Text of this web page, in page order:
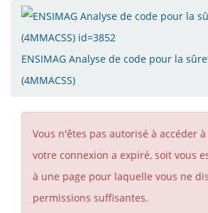
ENSIMAG Analyse de code pour la
(4MMACSS)
Vous n'êtes pas autorisé à accéder
votre connexion a expiré, soit vous
à une page pour laquelle vous ne
permissions suffisantes.